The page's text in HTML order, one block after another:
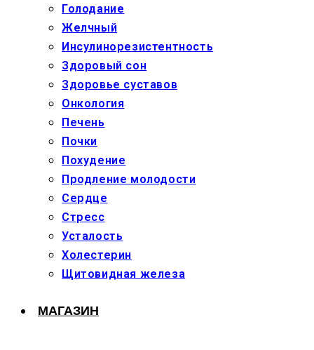
Голодание
Желчный
Инсулинорезистентность
Здоровый сон
Здоровье суставов
Онкология
Печень
Почки
Похудение
Продление молодости
Сердце
Стресс
Усталость
Холестерин
Щитовидная железа
МАГАЗИН